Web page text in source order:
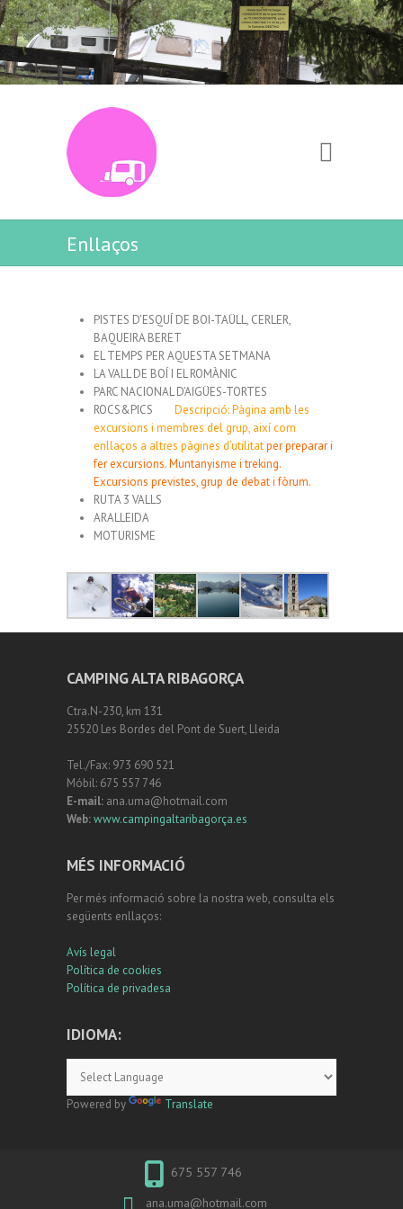
Enllaços
PISTES D’ESQUÍ DE BOI-TAÜLL, CERLER,
BAQUEIRA BERET
EL TEMPS PER AQUESTA SETMANA
LA VALL DE BOÍ I EL ROMÀNIC
PARC NACIONAL D’AIGÜES-TORTES
ROCS&PICS Descripció: Pàgina amb les
excursions i membres del grup, així com
enllaços a altres pàgines d’utilitatper preparar i
fer excursions. Muntanyisme i treking.
Excursions previstes, grup de debat i fòrum.
RUTA 3 VALLS
ARALLEIDA
MOTURISME
CAMPING ALTA RIBAGORÇA
Ctra.N-230, km 131
25520 Les Bordes del Pont de Suert, Lleida
Tel./Fax: 973 690 521
Móbil: 675 557 746
E-mail: ana.uma@hotmail.com
Web:www.campingaltaribagorça.es
MÉS INFORMACIÓ
Per més informació sobre la nostra web, consulta els
següents enllaços:
Avís legal
Política de cookies
Política de privadesa
IDIOMA:
Powered by Translate
675 557 746
ana.uma@hotmail.com